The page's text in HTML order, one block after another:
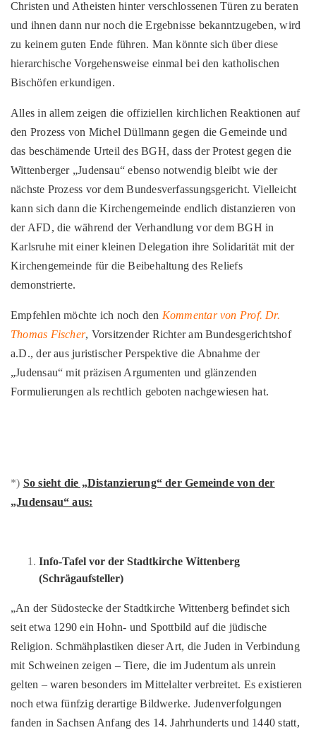
Christen und Atheisten hinter verschlossenen Türen zu beraten
und ihnen dann nur noch die Ergebnisse bekanntzugeben, wird
zu keinem guten Ende führen. Man könnte sich über diese
hierarchische Vorgehensweise einmal bei den katholischen
Bischöfen erkundigen.
Alles in allem zeigen die offiziellen kirchlichen Reaktionen auf
den Prozess von Michel Düllmann gegen die Gemeinde und
das beschämende Urteil des BGH, dass der Protest gegen die
Wittenberger „Judensau“ ebenso notwendig bleibt wie der
nächste Prozess vor dem Bundesverfassungsgericht. Vielleicht
kann sich dann die Kirchengemeinde endlich distanzieren von
der AFD, die während der Verhandlung vor dem BGH in
Karlsruhe mit einer kleinen Delegation ihre Solidarität mit der
Kirchengemeinde für die Beibehaltung des Reliefs
demonstrierte.
Empfehlen möchte ich noch den Kommentar von Prof. Dr.
Thomas Fischer, Vorsitzender Richter am Bundesgerichtshof
a.D., der aus juristischer Perspektive die Abnahme der
„Judensau“ mit präzisen Argumenten und glänzenden
Formulierungen als rechtlich geboten nachgewiesen hat.
*) So sieht die „Distanzierung“ der Gemeinde von der
„Judensau“ aus:
Info-Tafel vor der Stadtkirche Wittenberg
(Schrägaufsteller)
„An der Südostecke der Stadtkirche Wittenberg befindet sich
seit etwa 1290 ein Hohn- und Spottbild auf die jüdische
Religion. Schmähplastiken dieser Art, die Juden in Verbindung
mit Schweinen zeigen – Tiere, die im Judentum als unrein
gelten – waren besonders im Mittelalter verbreitet. Es existieren
noch etwa fünfzig derartige Bildwerke. Judenverfolgungen
fanden in Sachsen Anfang des 14. Jahrhunderts und 1440 statt,